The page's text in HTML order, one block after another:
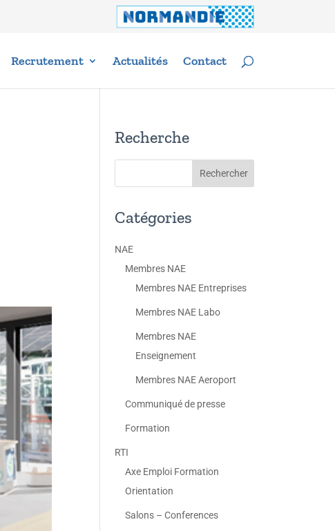
Recrutement Actualités Contact
Recherche
Catégories
NAE
Membres NAE
Membres NAE Entreprises
Membres NAE Labo
Membres NAE
Enseignement
Membres NAE Aeroport
Communiqué de presse
Formation
RTI
Axe Emploi Formation
Orientation
Salons – Conferences